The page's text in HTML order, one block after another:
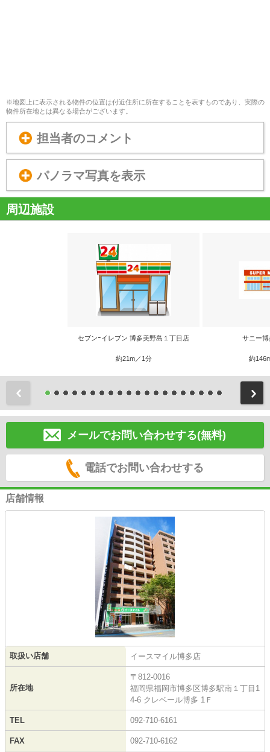
※地図上に表示される物件の位置は付近住所に所在することを表すものであり、実際の
物件所在地とは異なる場合がございます。
担当者のコメント
パノラマ写真を表示
周辺施設
セブンｰイレブン 博多美野島１丁目店
約21m／1分
サニー
約
メールでお問い合わせする(無料)
電話でお問い合わせする
店舗情報
取扱い店舗 イースマイル博多店
所在地
〒812-0016
福岡県福岡市博多区博多駅南１丁目1
4-6 クレベール博多 1Ｆ
TEL 092-710-6161
FAX 092-710-6162